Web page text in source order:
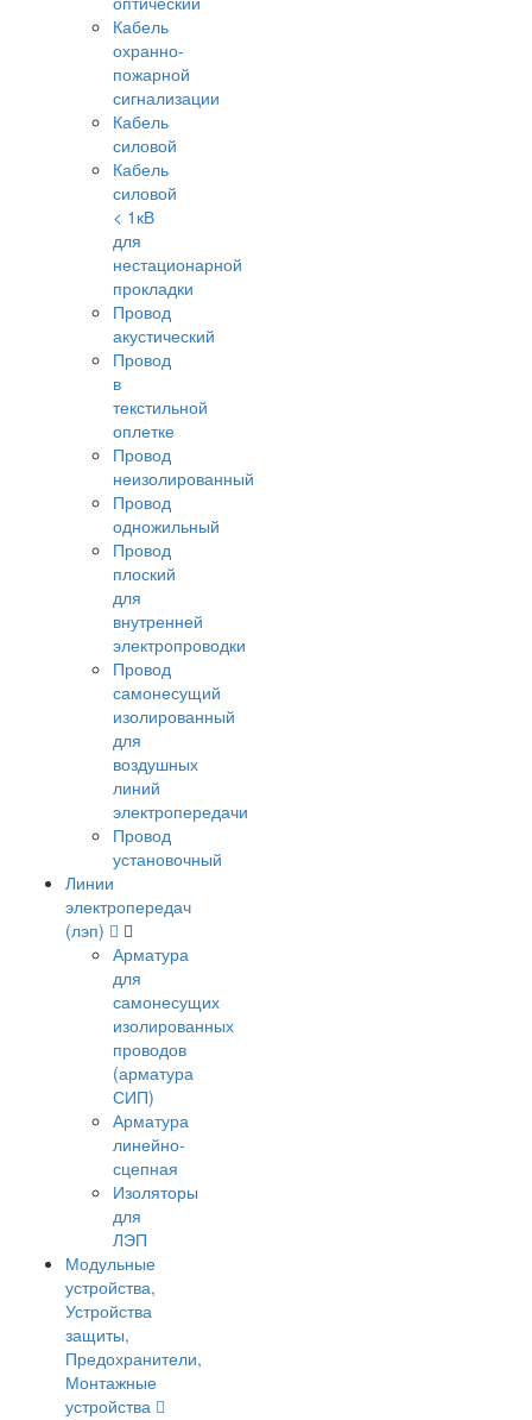
Кабель
охранно-
пожарной
сигнализации
Кабель
силовой
Кабель
силовой
< 1кВ
для
нестационарной
прокладки
Провод
акустический
Провод
в
текстильной
оплетке
Провод
неизолированный
Провод
одножильный
Провод
плоский
для
внутренней
электропроводки
Провод
самонесущий
изолированный
для
воздушных
линий
электропередачи
Провод
установочный
Линии
электропередач
(лэп)
Арматура
для
самонесущих
изолированных
проводов
(арматура
СИП)
Арматура
линейно-
сцепная
Изоляторы
для
ЛЭП
Модульные
устройства,
Устройства
защиты,
Предохранители,
Монтажные
устройства